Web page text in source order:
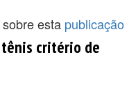
esta publicação
critério de